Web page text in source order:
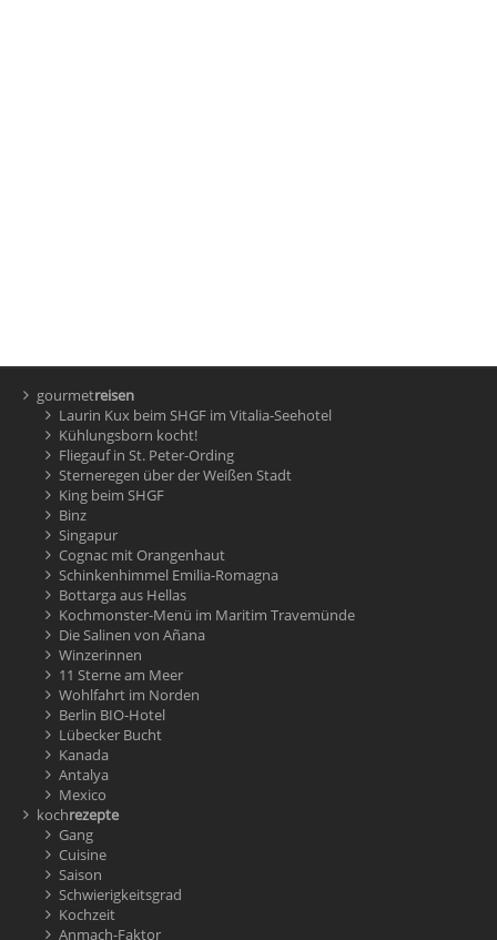
gourmetreisen
Laurin Kux beim SHGF im Vitalia-Seehotel
Kühlungsborn kocht!
Fliegauf in St. Peter-Ording
Sterneregen über der Weißen Stadt
King beim SHGF
Binz
Singapur
Cognac mit Orangenhaut
Schinkenhimmel Emilia-Romagna
Bottarga aus Hellas
Kochmonster-Menü im Maritim Travemünde
Die Salinen von Añana
Winzerinnen
11 Sterne am Meer
Wohlfahrt im Norden
Berlin BIO-Hotel
Lübecker Bucht
Kanada
Antalya
Mexico
kochrezepte
Gang
Cuisine
Saison
Schwierigkeitsgrad
Kochzeit
Anmach-Faktor